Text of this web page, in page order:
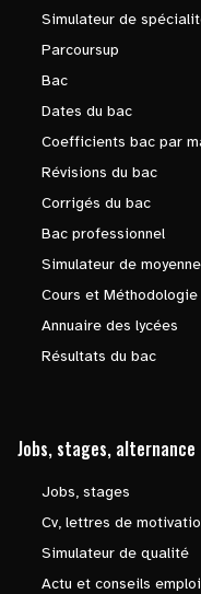
Simulateur de
Parcoursup
Bac
Dates du bac
Coefficients bac par
Révisions du bac
Corrigés du bac
Bac professionnel
Simulateur de
Cours et Méthodologie
Annuaire des lycées
Résultats du bac
Jobs, stages, alternance
Jobs, stages
Cv, lettres de
Simulateur de qualité
Actu et conseils emploi